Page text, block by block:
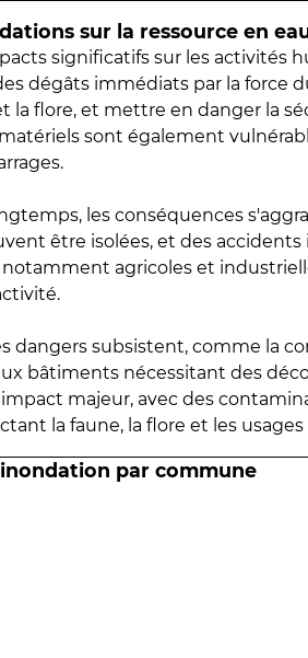
sur la ressource en
significatifs sur les activités
dégâts immédiats par la force
la flore, et mettre en danger la
sont également
les conséquences
être isolées, et des
agricoles et
dangers subsistent, comme la
bâtiments nécessitant des
majeur, avec des
la faune, la flore et les usages
par commune